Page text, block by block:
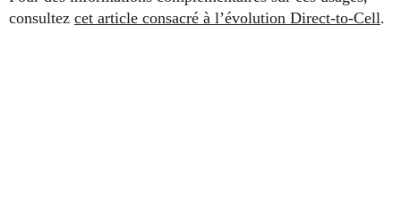
consultez cet article consacré à l’évolution Direct-to-Cell.